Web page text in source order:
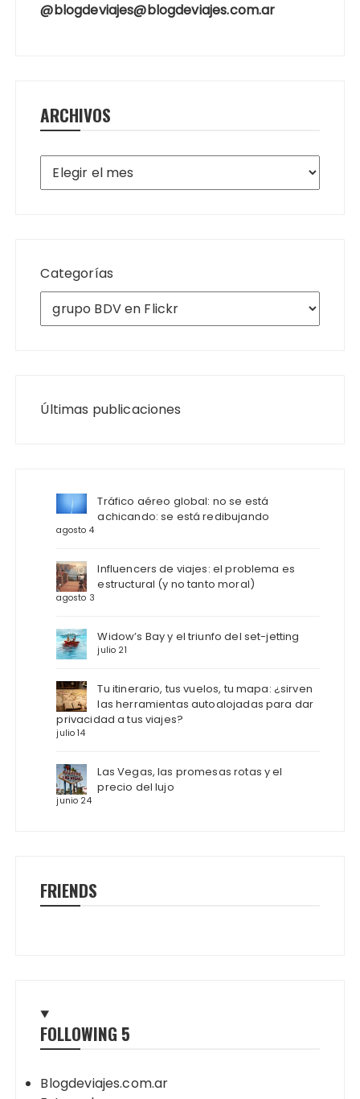
@blogdeviajes@blogdeviajes.com.ar
ARCHIVOS
Archivos
Categorías
Últimas publicaciones
Tráfico aéreo global: no se está
achicando: se está redibujando
agosto 4
Influencers de viajes: el problema es
estructural (y no tanto moral)
agosto 3
Widow’s Bay y el triunfo del set-jetting
julio 21
Tu itinerario, tus vuelos, tu mapa: ¿sirven
las herramientas autoalojadas para dar
privacidad a tus viajes?
julio 14
Las Vegas, las promesas rotas y el
precio del lujo
junio 24
FRIENDS
FOLLOWING 5
Blogdeviajes.com.ar